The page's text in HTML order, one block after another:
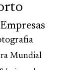
Empresas
Mundial